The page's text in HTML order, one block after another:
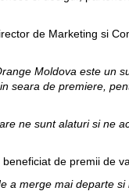
de Marketing si
Moldova este un
seara de premiere,
ne sunt alaturi si ne
de premii de
a merge mai departe